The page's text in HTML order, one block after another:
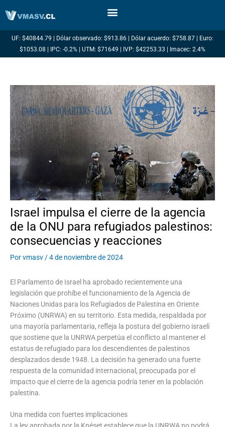
UF: $40844.79 | Dólar observado: $913.86 | Dólar acuerdo: $758.87 | Euro:
$1053.08 | IPC: -0.2% | UTM: $71649 | IVP: $42253.33 | Imacec: 2.4%
Israel impulsa el cierre de la agencia
de la ONU para refugiados palestinos:
consecuencias y reacciones
Porvmasv/4 de noviembre de 2024
El Parlamento de Israel ha aprobado recientemente una
legislación que prohíbe el funcionamiento de la Agencia de
Naciones Unidas para los Refugiados de Palestina en Oriente
Próximo (UNRWA) en su territorio. Esta medida, respaldada por
una mayoría parlamentaria, refleja la postura del gobierno israelí
que sostiene que la UNRWA perpetúa el conflicto al mantener el
estatus de refugiado para los descendientes de palestinos
desplazados desde 1948. La decisión ha generado una fuerte
respuesta de la comunidad internacional, preocupada por el
impacto que el cierre de la agencia podría tener en la población
palestina.
Una medida con fuertes implicaciones